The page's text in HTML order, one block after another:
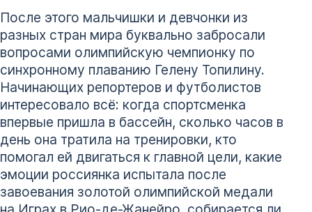
После этого мальчишки и девчонки из
разных стран мира буквально забросали
вопросами олимпийскую чемпионку по
синхронному плаванию Гелену Топилину.
Начинающих репортеров и футболистов
интересовало всё: когда спортсменка
впервые пришла в бассейн, сколько часов в
день она тратила на тренировки, кто
помогал ей двигаться к главной цели, какие
эмоции россиянка испытала после
завоевания золотой олимпийской медали